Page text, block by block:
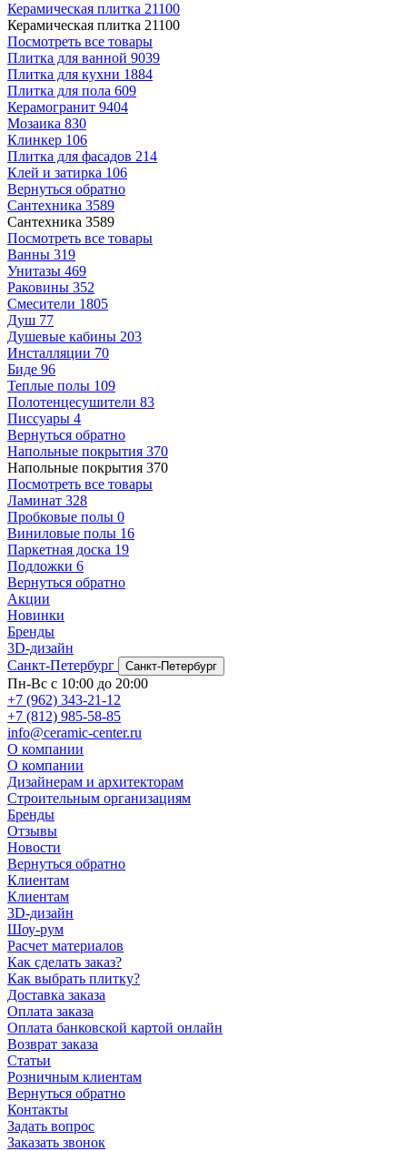
Керамическая плитка 21100
Керамическая плитка 21100
Посмотреть все товары
Плитка для ванной 9039
Плитка для кухни 1884
Плитка для пола 609
Керамогранит 9404
Мозаика 830
Клинкер 106
Плитка для фасадов 214
Клей и затирка 106
Вернуться обратно
Сантехника 3589
Сантехника 3589
Посмотреть все товары
Ванны 319
Унитазы 469
Раковины 352
Смесители 1805
Душ 77
Душевые кабины 203
Инсталляции 70
Биде 96
Теплые полы 109
Полотенцесушители 83
Писсуары 4
Вернуться обратно
Напольные покрытия 370
Напольные покрытия 370
Посмотреть все товары
Ламинат 328
Пробковые полы 0
Виниловые полы 16
Паркетная доска 19
Подложки 6
Вернуться обратно
Акции
Новинки
Бренды
3D-дизайн
Санкт-Петербург
Санкт-Петербург
Пн-Вс с 10:00 до 20:00
+7 (962) 343-21-12
+7 (812) 985-58-85
info@ceramic-center.ru
О компании
О компании
Дизайнерам и архитекторам
Строительным организациям
Бренды
Отзывы
Новости
Вернуться обратно
Клиентам
Клиентам
3D-дизайн
Шоу-рум
Расчет материалов
Как сделать заказ?
Как выбрать плитку?
Доставка заказа
Оплата заказа
Оплата банковской картой онлайн
Возврат заказа
Статьи
Розничным клиентам
Вернуться обратно
Контакты
Задать вопрос
Заказать звонок